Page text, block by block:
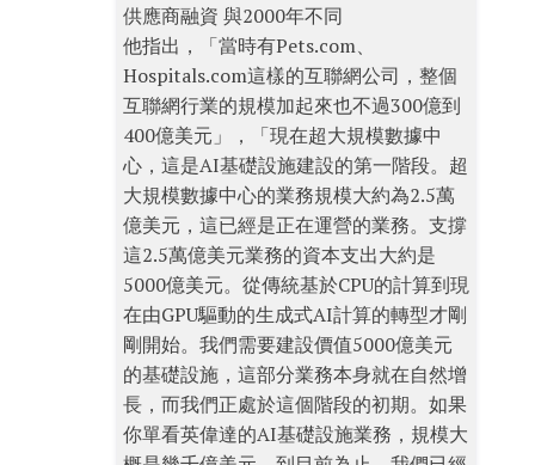
供應商融資 與2000年不同
他指出，「當時有Pets.com、
Hospitals.com這樣的互聯網公司，整個
互聯網行業的規模加起來也不過300億到
400億美元」，「現在超大規模數據中
心，這是AI基礎設施建設的第一階段。超
大規模數據中心的業務規模大約為2.5萬
億美元，這已經是正在運營的業務。支撐
這2.5萬億美元業務的資本支出大約是
5000億美元。從傳統基於CPU的計算到現
在由GPU驅動的生成式AI計算的轉型才剛
剛開始。我們需要建設價值5000億美元
的基礎設施，這部分業務本身就在自然增
長，而我們正處於這個階段的初期。如果
你單看英偉達的AI基礎設施業務，規模大